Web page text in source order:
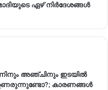
ഏഴ് നിര്‍ദേശങ്ങള്‍
അഞ്ചിനും ഇടയിൽ
ഉണരുന്നുണ്ടോ?; കാരണങ്ങള്‍